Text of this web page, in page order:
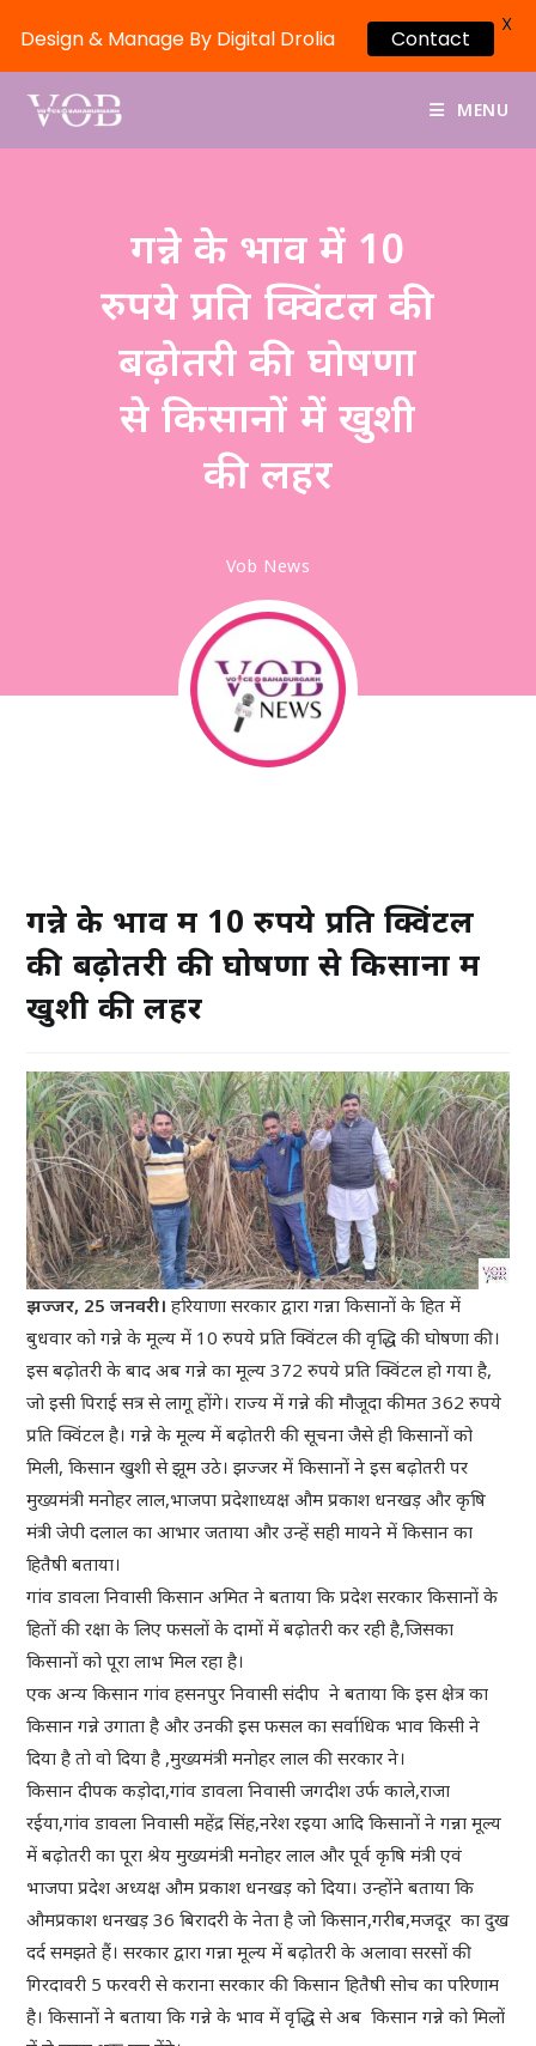
MENU
गन्ने के भाव में 10
रुपये प्रति क्विंटल की
बढ़ोतरी की घोषणा
से किसानों में खुशी
की लहर
Vob News
गन्ने के भाव में 10 रुपये प्रति क्विंटल
की बढ़ोतरी की घोषणा से किसानों में
खुशी की लहर
झज्जर, 25 जनवरी। हरियाणा सरकार द्वारा गन्ना किसानों के हित में
बुधवार को गन्ने के मूल्य में 10 रुपये प्रति क्विंटल की वृद्धि की घोषणा की।
इस बढ़ोतरी के बाद अब गन्ने का मूल्य 372 रुपये प्रति क्विंटल हो गया है,
जो इसी पिराई सत्र से लागू होंगे। राज्य में गन्ने की मौजूदा कीमत 362 रुपये
प्रति क्विंटल है। गन्ने के मूल्य में बढ़ोतरी की सूचना जैसे ही किसानों को
मिली, किसान खुशी से झूम उठे। झज्जर में किसानों ने इस बढ़ोतरी पर
मुख्यमंत्री मनोहर लाल,भाजपा प्रदेशाध्यक्ष औम प्रकाश धनखड़ और कृषि
मंत्री जेपी दलाल का आभार जताया और उन्हें सही मायने में किसान का
हितैषी बताया।
गांव डावला निवासी किसान अमित ने बताया कि प्रदेश सरकार किसानों के
हितों की रक्षा के लिए फसलों के दामों में बढ़ोतरी कर रही है,जिसका
किसानों को पूरा लाभ मिल रहा है।
एक अन्य किसान गांव हसनपुर निवासी संदीप ने बताया कि इस क्षेत्र का
किसान गन्ने उगाता है और उनकी इस फसल का सर्वाधिक भाव किसी ने
दिया है तो वो दिया है ,मुख्यमंत्री मनोहर लाल की सरकार ने।
किसान दीपक कड़ोदा,गांव डावला निवासी जगदीश उर्फ काले,राजा
रईया,गांव डावला निवासी महेंद्र सिंह,नरेश रइया आदि किसानों ने गन्ना मूल्य
में बढ़ोतरी का पूरा श्रेय मुख्यमंत्री मनोहर लाल और पूर्व कृषि मंत्री एवं
भाजपा प्रदेश अध्यक्ष औम प्रकाश धनखड़ को दिया। उन्होंने बताया कि
औमप्रकाश धनखड़ 36 बिरादरी के नेता है जो किसान,गरीब,मजदूर का दुख
दर्द समझते हैं। सरकार द्वारा गन्ना मूल्य में बढ़ोतरी के अलावा सरसों की
गिरदावरी 5 फरवरी से कराना सरकार की किसान हितैषी सोच का परिणाम
है। किसानों ने बताया कि गन्ने के भाव में वृद्धि से अब किसान गन्ने को मिलों
Design & Manage By Digital Drolia Contact
X